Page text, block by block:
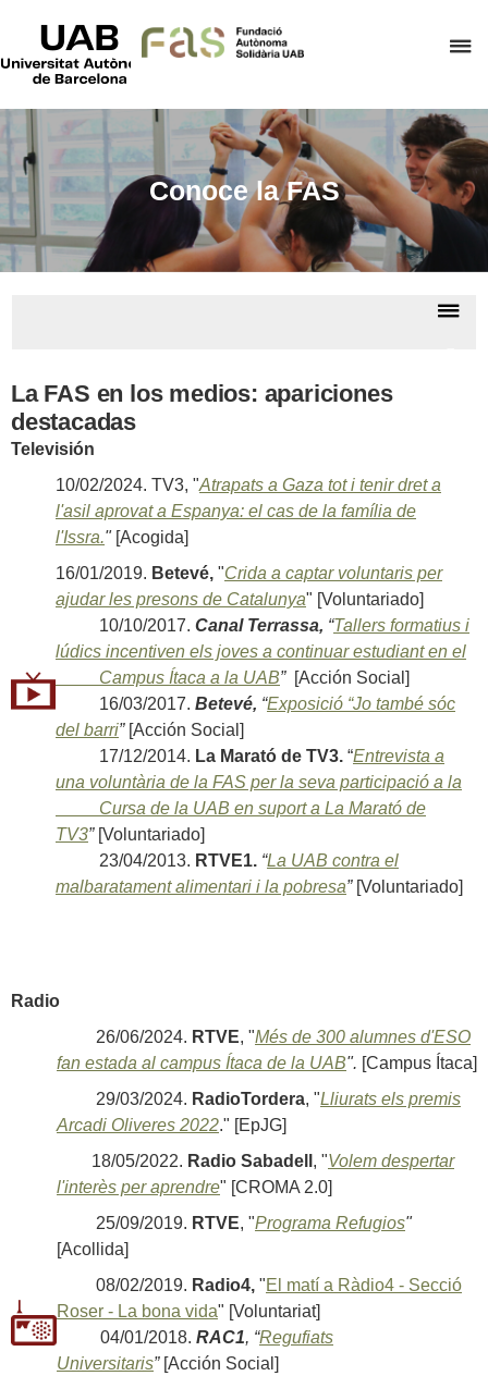
el
Conoce la FAS
La FAS en los medios: apariciones
destacadas
Televisión
10/02/2024. TV3, "Atrapats a Gaza tot i tenir dret a
l'asil aprovat a Espanya: el cas de la família de
l'Issra." [Acogida]
16/01/2019. Betevé, "Crida a captar voluntaris per
ajudar les presons de Catalunya" [Voluntariado]
10/10/2017. Canal Terrassa, “Tallers formatius i
lúdics incentiven els joves a continuar estudiant en el
Campus Ítaca a la UAB”[Acción Social]
16/03/2017. Betevé, “Exposició “Jo també sóc
del barri” [Acción Social]
17/12/2014. La Marató de TV3. “Entrevista a
una voluntària de la FAS per la seva participació a la
Cursa de la UAB en suport a La Marató de
TV3” [Voluntariado]
23/04/2013. RTVE1. “La UAB contra el
malbaratament alimentari i la pobresa”[Voluntariado]
Radio
26/06/2024. RTVE, "Més de 300 alumnes d'ESO
fan estada al campus Ítaca de la UAB". [Campus Ítaca]
29/03/2024. RadioTordera, "Lliurats els premis
Arcadi Oliveres 2022." [EpJG]
18/05/2022. Radio Sabadell , "Volem despertar
l'interès per aprendre" [CROMA 2.0]
25/09/2019. RTVE, "Programa Refugios"
[Acollida]
08/02/2019. Radio4, "El matí a Ràdio4 - Secció
Roser - La bona vida" [Voluntariat]
04/01/2018. RAC1, “Regufiats
Universitaris” [Acción Social]